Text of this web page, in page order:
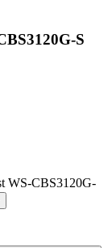
S
WS-CBS3120G-